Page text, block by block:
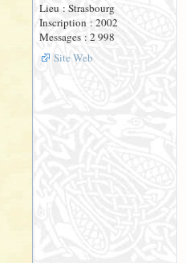
Lieu : Strasbourg
Inscription : 2002
Messages : 2 998
Site Web